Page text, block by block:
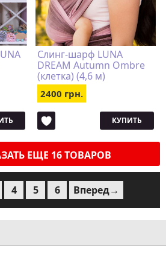
Слинг-шарф LUNA
DREAM Autumn Ombre
(клетка) (4,6 м)
2400 грн.
КУПИТЬ
ЕЩЕ 16 ТОВАРОВ
4 5 6 Вперед→